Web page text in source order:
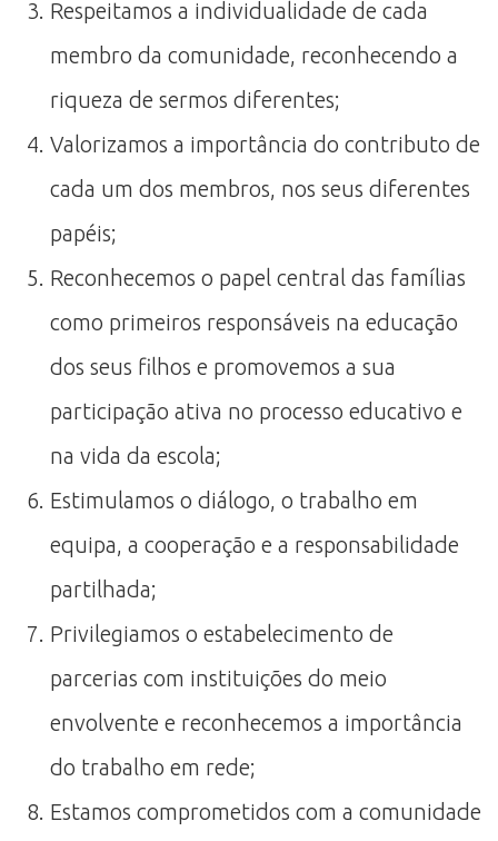
Respeitamos a individualidade de cada
membro da comunidade, reconhecendo a
riqueza de sermos diferentes;
Valorizamos a importância do contributo de
cada um dos membros, nos seus diferentes
papéis;
Reconhecemos o papel central das famílias
como primeiros responsáveis na educação
dos seus filhos e promovemos a sua
participação ativa no processo educativo e
na vida da escola;
Estimulamos o diálogo, o trabalho em
equipa, a cooperação e a responsabilidade
partilhada;
Privilegiamos o estabelecimento de
parcerias com instituições do meio
envolvente e reconhecemos a importância
do trabalho em rede;
Estamos comprometidos com a comunidade